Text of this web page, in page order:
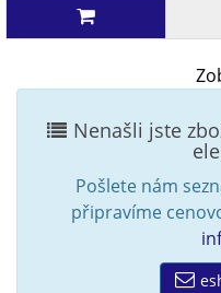
Nenašli jste
Pošlete nám
připravíme